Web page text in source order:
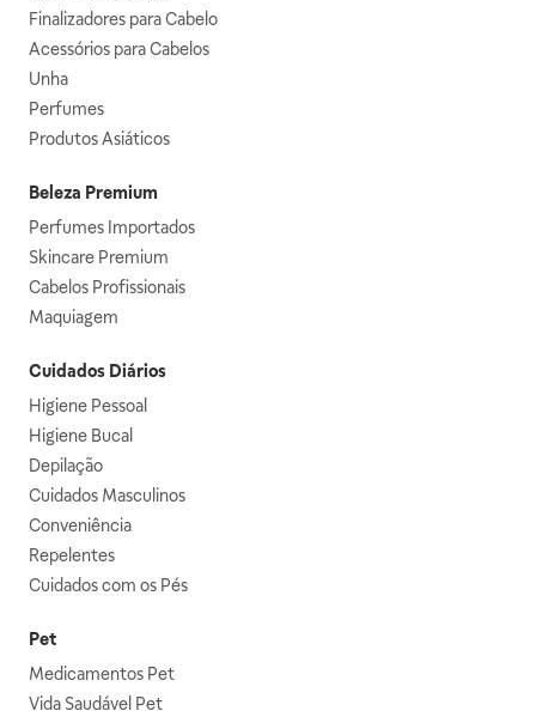
Finalizadores para Cabelo
Acessórios para Cabelos
Unha
Perfumes
Produtos Asiáticos
Beleza Premium
Perfumes Importados
Skincare Premium
Cabelos Profissionais
Maquiagem
Cuidados Diários
Higiene Pessoal
Higiene Bucal
Depilação
Cuidados Masculinos
Conveniência
Repelentes
Cuidados com os Pés
Pet
Medicamentos Pet
Vida Saudável Pet